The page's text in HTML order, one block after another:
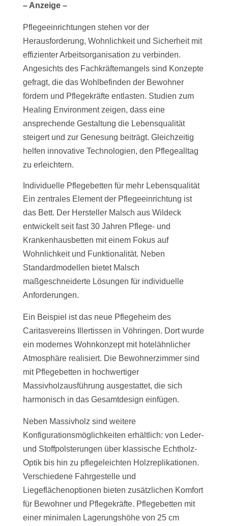
– Anzeige –
Pflegeeinrichtungen stehen vor der
Herausforderung, Wohnlichkeit und Sicherheit mit
effizienter Arbeitsorganisation zu verbinden.
Angesichts des Fachkräftemangels sind Konzepte
gefragt, die das Wohlbefinden der Bewohner
fördern und Pflegekräfte entlasten. Studien zum
Healing Environment zeigen, dass eine
ansprechende Gestaltung die Lebensqualität
steigert und zur Genesung beiträgt. Gleichzeitig
helfen innovative Technologien, den Pflegealltag
zu erleichtern.
Individuelle Pflegebetten für mehr Lebensqualität
Ein zentrales Element der Pflegeeinrichtung ist
das Bett. Der Hersteller Malsch aus Wildeck
entwickelt seit fast 30 Jahren Pflege- und
Krankenhausbetten mit einem Fokus auf
Wohnlichkeit und Funktionalität. Neben
Standardmodellen bietet Malsch
maßgeschneiderte Lösungen für individuelle
Anforderungen.
Ein Beispiel ist das neue Pflegeheim des
Caritasvereins Illertissen in Vöhringen. Dort wurde
ein modernes Wohnkonzept mit hotelähnlicher
Atmosphäre realisiert. Die Bewohnerzimmer sind
mit Pflegebetten in hochwertiger
Massivholzausführung ausgestattet, die sich
harmonisch in das Gesamtdesign einfügen.
Neben Massivholz sind weitere
Konfigurationsmöglichkeiten erhältlich: von Leder-
und Stoffpolsterungen über klassische Echtholz-
Optik bis hin zu pflegeleichten Holzreplikationen.
Verschiedene Fahrgestelle und
Liegeflächenoptionen bieten zusätzlichen Komfort
für Bewohner und Pflegekräfte. Pflegebetten mit
einer minimalen Lagerungshöhe von 25 cm